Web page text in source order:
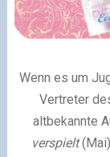
Wenn es um
Vertreter
altbekannte
verspielt